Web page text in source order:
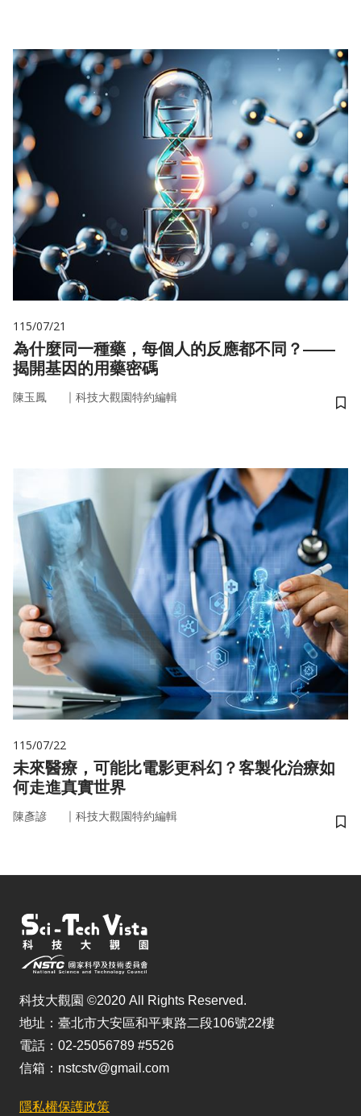
115/07/21
為什麼同一種藥，每個人的反應都不同？——
揭開基因的用藥密碼
陳玉鳳 ｜ 科技大觀園特約編輯
儲
115/07/22
未來醫療，可能比電影更科幻？客製化治療如
何走進真實世界
陳彥諺 ｜ 科技大觀園特約編輯
儲
科技大觀園 ©2020 All Rights Reserved.
地址：臺北市大安區和平東路二段106號22樓
電話：02-25056789 #5526
信箱：nstcstv@gmail.com
隱私權保護政策